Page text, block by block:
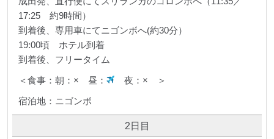
17:25 約9時間）
到着後、専用車にてニゴンボへ(約30分）
19:00頃 ホテル到着
到着後、フリータイム
＜食事：朝：× 昼：
夜：× ＞
宿泊地：ニゴンボ
2日目